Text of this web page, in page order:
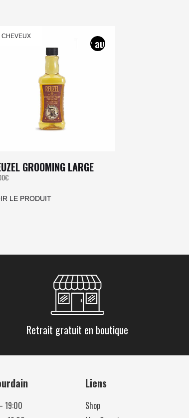
CHEVEUX
GROOMING LARGE
€
LE PRODUIT
Retrait gratuit en boutique
19:00
Liens
Shop